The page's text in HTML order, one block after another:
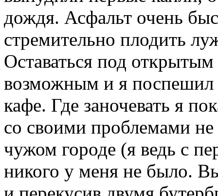
дождя. Асфальт очень
стремительно плодить
Оставаться под
возможным и я поспешил
кафе. Где заночевать я
со своими проблемами не
чужом городе (я ведь с
никого у меня не было.